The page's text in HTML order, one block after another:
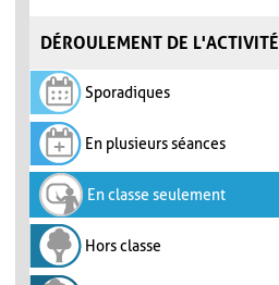
DÉROULEMENT DE L'ACTIVITÉ
Sporadiques
En plusieurs séances
En classe seulement
Hors classe